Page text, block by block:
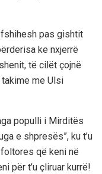
pas gishtit
ke nxjerrë
të cilët çojnë
me Ulsi
populli i Mirditës
e shpresës”, ku t’u
që keni në
për t’u çliruar kurrë!